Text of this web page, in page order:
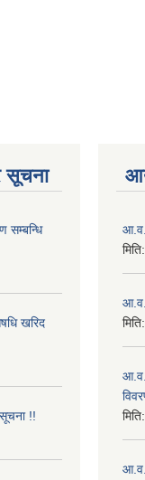
सूचना
सम्बन्धि
खरिद
!!
आ.व.
मिति:
आ.व.
मिति:
आ.व.
मिति:
आ.व.